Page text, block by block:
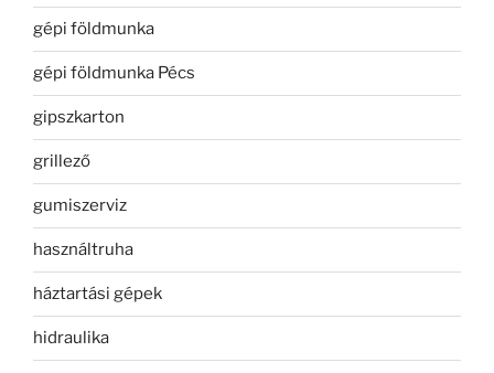
gépi földmunka
gépi földmunka Pécs
gipszkarton
grillező
gumiszerviz
használtruha
háztartási gépek
hidraulika